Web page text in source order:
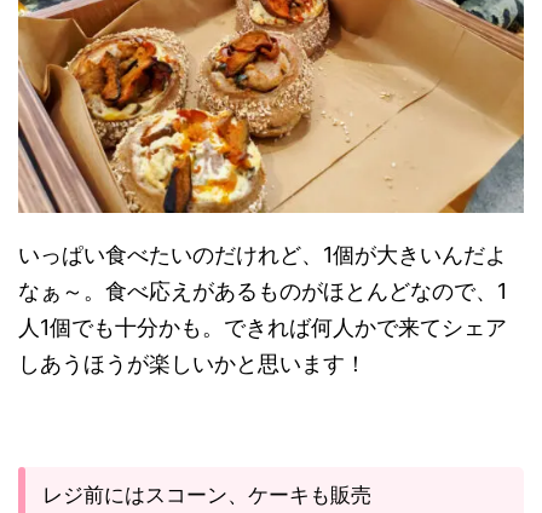
いっぱい食べたいのだけれど、1個が大きいんだよ
なぁ～。食べ応えがあるものがほとんどなので、1
人1個でも十分かも。できれば何人かで来てシェア
しあうほうが楽しいかと思います！
レジ前にはスコーン、ケーキも販売